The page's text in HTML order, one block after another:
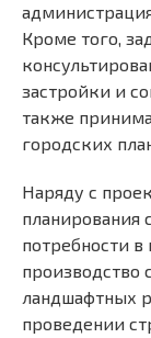
Кроме того,
застройки и
также
городских
Наряду с
планирования
потребности
производство
ландшафтных
проведении